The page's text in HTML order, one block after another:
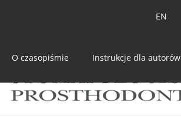
EN
O czasopiśmie Instrukcje dla autorów